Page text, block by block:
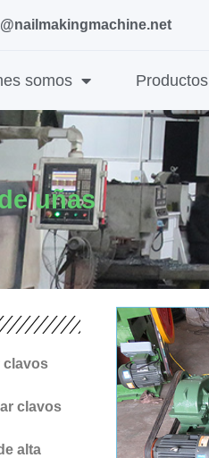
somos Productos
uñas
clavos
clavos
alta